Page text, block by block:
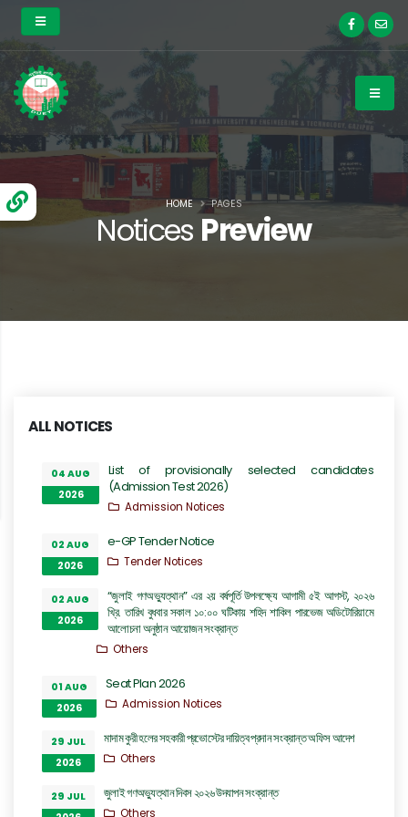
Notices Preview
HOME PAGES
ALL NOTICES
04 AUG
2026
List of provisionally selected candidates
(Admission Test 2026)
Admission Notices
02 AUG
2026
e-GP Tender Notice
Tender Notices
02 AUG
2026
“জুলাই গণঅভ্যুত্থান” এর ২য় বর্ষপূর্তি উপলক্ষ্যে আগামী ৫ই আগস্ট, ২০২৬
খ্রি. তারিখ বুধবার সকাল ১০:০০ ঘটিকায় শহিদ শাকিল পারভেজ অডিটোরিয়ামে
আলোচনা অনুষ্ঠান আয়োজন সংক্রান্ত
Others
01 AUG
2026
Seat Plan 2026
Admission Notices
29 JUL
2026
মাদাম কুরী হলের সহকারী প্রভোস্টের দায়িত্ব প্রদান সংক্রান্ত অফিস আদেশ
Others
29 JUL
জুলাই গণঅভ্যুত্থান দিবস ২০২৬ উদযাপন সংক্রান্ত
Others